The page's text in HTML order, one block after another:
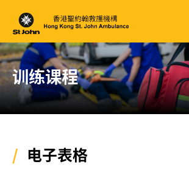
训练课程
/ 电子表格